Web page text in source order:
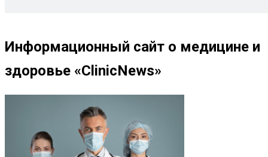
Информационный сайт о медицине и
здоровье «ClinicNews»